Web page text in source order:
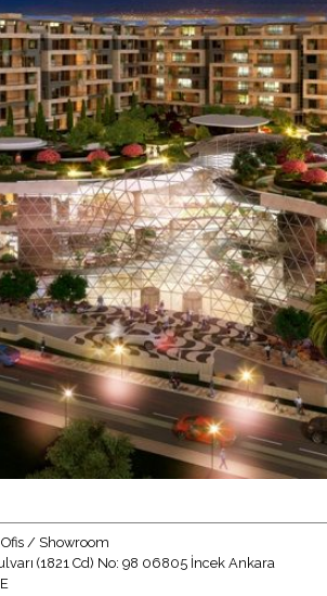
/ Showroom
(1821 Cd) No: 98 06805 İncek Ankara